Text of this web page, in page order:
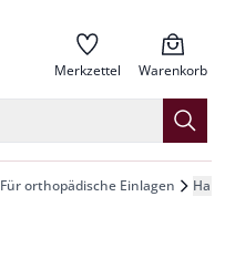
Merkzettel Warenkorb
Für orthopädische Einlagen